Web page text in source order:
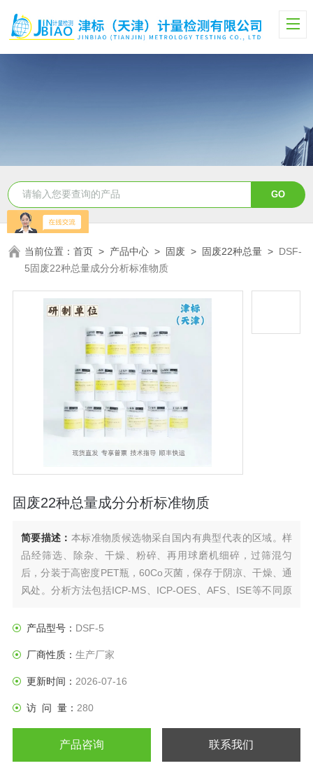
当前位置：首页 > 产品中心 > 固废 > 固废22种总量 > DSF-
5固废22种总量成分分析标准物质
固废22种总量成分分析标准物质
简要描述： 本标准物质候选物采自国内有典型代表的区域。样
品经筛选、除杂、干燥、粉碎、再用球磨机细碎，过筛混匀
后，分装于高密度PET瓶，60Co灭菌，保存于阴凉、干燥、通
风处。分析方法包括ICP-MS、ICP-OES、AFS、ISE等不同原
的高密度聚乙烯瓶封装。
产品型号： DSF-5
厂商性质： 生产厂家
更新时间： 2026-07-16
访 问 量： 280
产品咨询 联系我们